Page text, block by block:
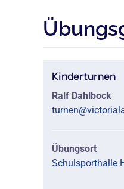
Kinderturnen
Ralf Dahlbock
Übungsort
Schulsporthalle